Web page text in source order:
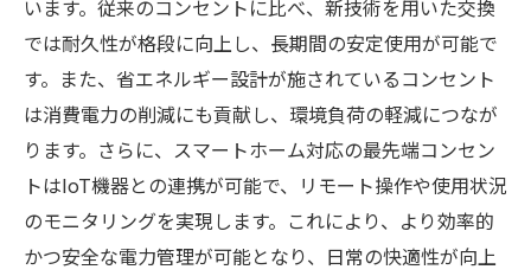
います。従来のコンセントに比べ、新技術を用いた交換
では耐久性が格段に向上し、長期間の安定使用が可能で
す。また、省エネルギー設計が施されているコンセント
は消費電力の削減にも貢献し、環境負荷の軽減につなが
ります。さらに、スマートホーム対応の最先端コンセン
トはIoT機器との連携が可能で、リモート操作や使用状況
のモニタリングを実現します。これにより、より効率的
かつ安全な電力管理が可能となり、日常の快適性が向上